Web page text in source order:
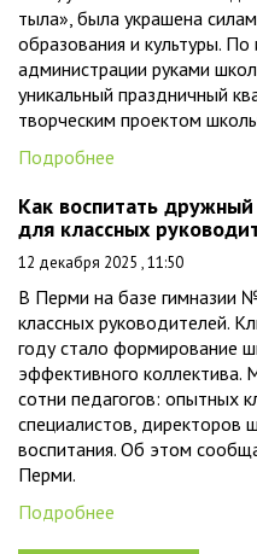
тыла», была украшена
образования и культуры.
администрации руками
уникальный праздничный
творческим проектом
Подробнее
Как воспитать
для классных
12 декабря 2025 , 11:50
В Перми на базе гимназии
классных руководителей.
году стало формирование
эффективного коллектива.
сотни педагогов: опытных
специалистов, директоров
воспитания. Об этом
Перми.
Подробнее